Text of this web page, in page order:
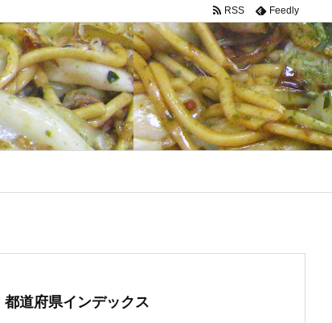
RSS Feedly
都道府県インデックス